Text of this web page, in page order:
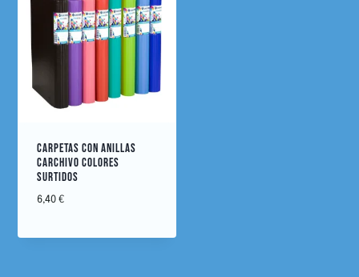
CARPETAS CON ANILLAS
CARCHIVO COLORES
SURTIDOS
6,40 €